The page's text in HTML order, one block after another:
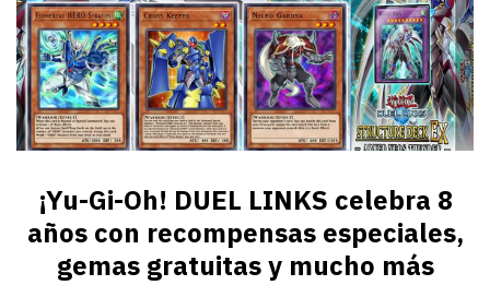
¡Yu-Gi-Oh! DUEL LINKS celebra 8
años con recompensas especiales,
gemas gratuitas y mucho más